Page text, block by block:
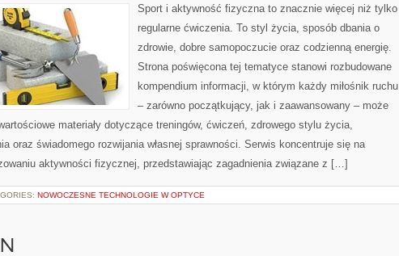
Sport i aktywność fizyczna to znacznie więcej niż tylko
regularne ćwiczenia. To styl życia, sposób dbania o
zdrowie, dobre samopoczucie oraz codzienną energię.
Strona poświęcona tej tematyce stanowi rozbudowane
kompendium informacji, w którym każdy miłośnik ruchu
– zarówno początkujący, jak i zaawansowany – może
materiały dotyczące treningów, ćwiczeń, zdrowego stylu życia,
oraz świadomego rozwijania własnej sprawności. Serwis koncentruje się na
aktywności fizycznej, przedstawiając zagadnienia związane z […]
NOWOCZESNE TECHNOLOGIE W OPTYCE